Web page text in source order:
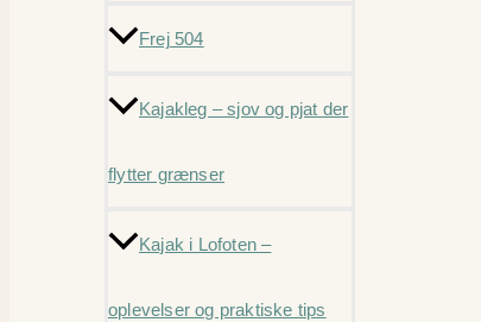
Frej 504
Kajakleg – sjov og pjat der
flytter grænser
Kajak i Lofoten –
oplevelser og praktiske tips